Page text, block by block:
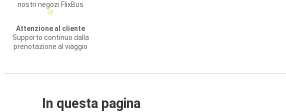
nostri negozi FlixBus
Attenzione al cliente
Supporto continuo dalla
prenotazione al viaggio
In questa pagina